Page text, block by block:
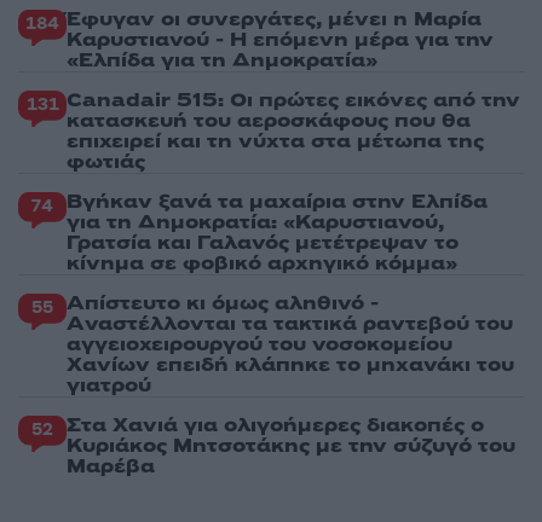
184 Έφυγαν οι συνεργάτες, μένει η Μαρία
Καρυστιανού - Η επόμενη μέρα για την
«Ελπίδα για τη Δημοκρατία»
131 Canadair 515: Οι πρώτες εικόνες από την
κατασκευή του αεροσκάφους που θα
επιχειρεί και τη νύχτα στα μέτωπα της
φωτιάς
74 Βγήκαν ξανά τα μαχαίρια στην Ελπίδα
για τη Δημοκρατία: «Καρυστιανού,
Γρατσία και Γαλανός μετέτρεψαν το
κίνημα σε φοβικό αρχηγικό κόμμα»
55 Απίστευτο κι όμως αληθινό -
Aναστέλλονται τα τακτικά ραντεβού του
αγγειοχειρουργού του νοσοκομείου
Χανίων επειδή κλάπηκε το μηχανάκι του
γιατρού
52 Στα Χανιά για ολιγοήμερες διακοπές ο
Κυριάκος Μητσοτάκης με την σύζυγό του
Μαρέβα